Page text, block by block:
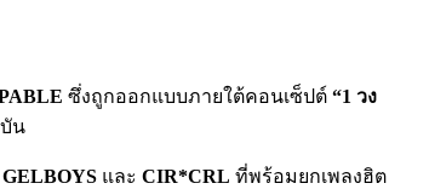
ซึ่งถูกออกแบบภายใต้คอนเซ็ปต์ “1 วง
น
GELBOYS และ CIR*CRL ที่พร้อมยกเพลงฮิต